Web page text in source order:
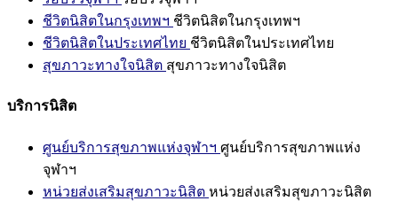
ชีวิตนิสิตในกรุงเทพฯ ชีวิตนิสิตในกรุงเทพฯ
ชีวิตนิสิตในประเทศไทย ชีวิตนิสิตในประเทศไทย
สุขภาวะทางใจนิสิต สุขภาวะทางใจนิสิต
บริการนิสิต
ศูนย์บริการสุขภาพแห่งจุฬาฯ ศูนย์บริการสุขภาพแห่ง
จุฬาฯ
หน่วยส่งเสริมสุขภาวะนิสิต หน่วยส่งเสริมสุขภาวะนิสิต